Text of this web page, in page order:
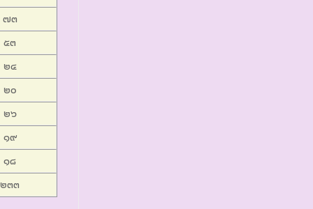
๗๓
๕๓
๒๔
๒๐
๒๖
๑๙
๑๘
๒๓๓